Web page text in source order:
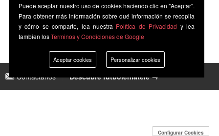
Contáctanos|Descubre futbolenlatele →
Configurar Cookies
Puede aceptar nuestro uso de cookies haciendo clic en "Aceptar".
Para obtener más información sobre qué información se recopila
y cómo se comparte, lea nuestra Política de Privacidad y lea
tambien losTerminos y Condiciones de Google
Aceptar cookies Personalizar cookies